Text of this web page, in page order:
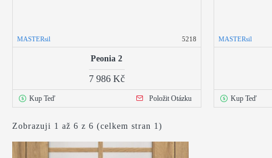
MASTERsil 5218
Peonia 2
7 986 Kč
Kup Teď Položit Otázku
MASTERsil
Kup Teď
Zobrazuji 1 až 6 z 6 (celkem stran 1)